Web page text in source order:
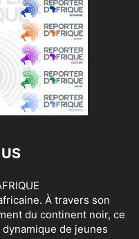
À travers son
du continent noir, ce
de jeunes